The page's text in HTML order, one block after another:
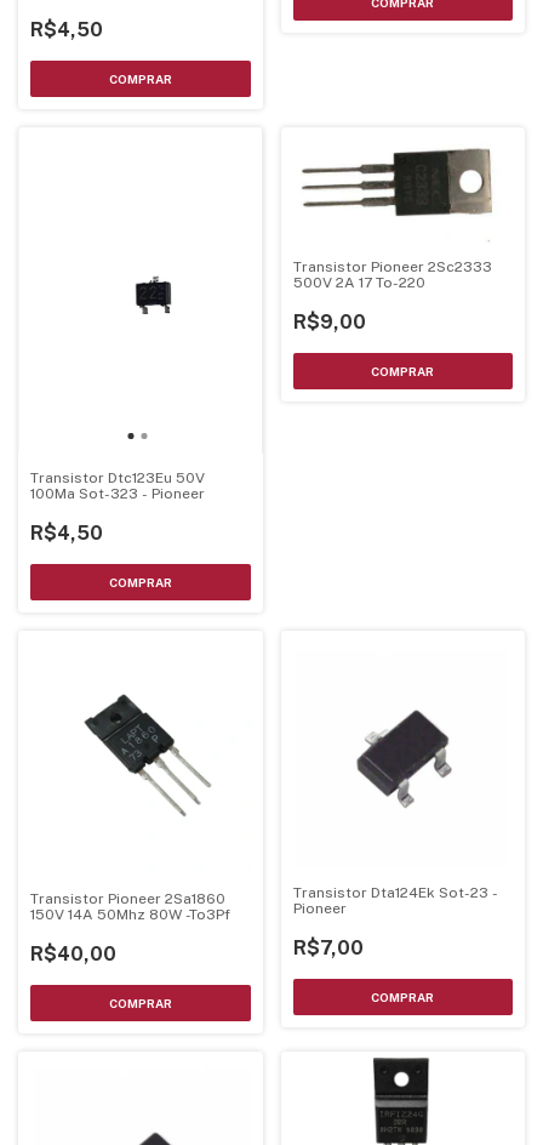
R$4,50
Transistor Dtc123Eu 50V
100Ma Sot-323 - Pioneer
R$4,50
Transistor Pioneer 2Sc2333
500V 2A 17 To-220
R$9,00
Transistor Pioneer 2Sa1860
150V 14A 50Mhz 80W -To3Pf
R$40,00
Transistor Dta124Ek Sot-23 -
Pioneer
R$7,00